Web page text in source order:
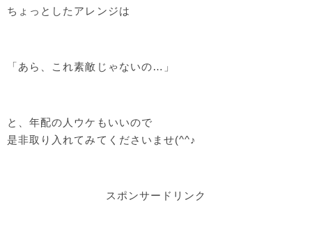
ちょっとしたアレンジは
「あら、これ素敵じゃないの…」
と、年配の人ウケもいいので
是非取り入れてみてくださいませ(^^♪
スポンサードリンク